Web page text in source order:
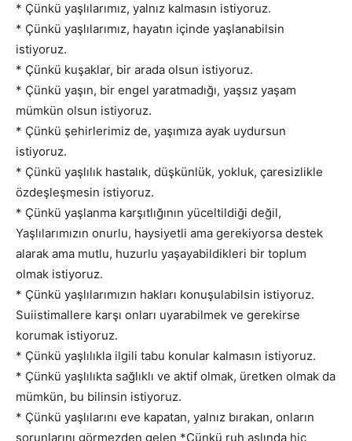
* Çünkü yaşlılarımız, yalnız kalmasın istiyoruz.
* Çünkü yaşlılarımız, hayatın içinde yaşlanabilsin
istiyoruz.
* Çünkü kuşaklar, bir arada olsun istiyoruz.
* Çünkü yaşın, bir engel yaratmadığı, yaşsız yaşam
mümkün olsun istiyoruz.
* Çünkü şehirlerimiz de, yaşımıza ayak uydursun
istiyoruz.
* Çünkü yaşlılık hastalık, düşkünlük, yokluk, çaresizlikle
özdeşleşmesin istiyoruz.
* Çünkü yaşlanma karşıtlığının yüceltildiği değil,
Yaşlılarımızın onurlu, haysiyetli ama gerekiyorsa destek
alarak ama mutlu, huzurlu yaşayabildikleri bir toplum
olmak istiyoruz.
* Çünkü yaşlılarımızın hakları konuşulabilsin istiyoruz.
Suiistimallere karşı onları uyarabilmek ve gerekirse
korumak istiyoruz.
* Çünkü yaşlılıkla ilgili tabu konular kalmasın istiyoruz.
* Çünkü yaşlılıkta sağlıklı ve aktif olmak, üretken olmak da
mümkün, bu bilinsin istiyoruz.
* Çünkü yaşlılarını eve kapatan, yalnız bırakan, onların
sorunlarını görmezden gelen *Çünkü ruh aslında hiç